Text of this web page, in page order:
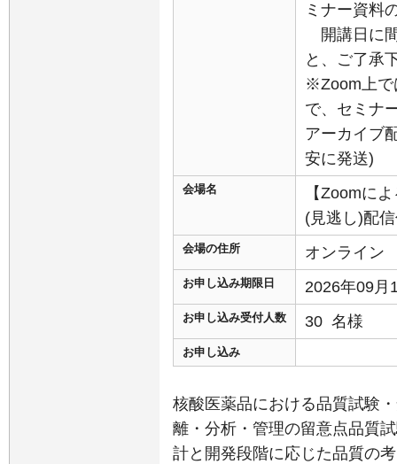
ミナー資料
開講日に
と、ご了承
※Zoom上で
で、セミナ
アーカイブ
安に発送)
会場名
【Zoomに
(見逃し)配
会場の住所 オンライン
お申し込み期限日 2026年09月
お申し込み受付人数 30 名様
お申し込み
核酸医薬品における品質試験
離・分析・管理の留意点品質
計と開発段階に応じた品質の